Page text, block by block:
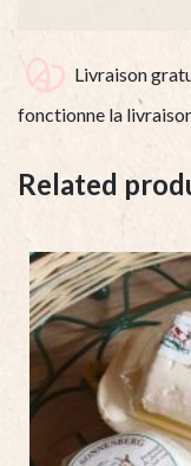
Livraison
fonctionne la
Related